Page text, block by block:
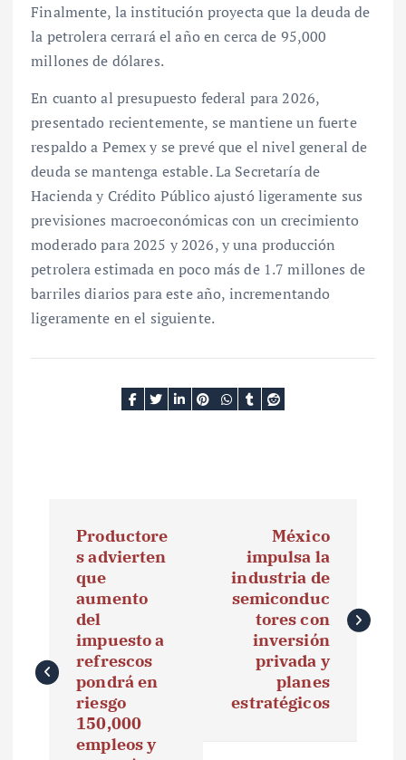
Finalmente, la institución proyecta que la deuda de
la petrolera cerrará el año en cerca de 95,000
millones de dólares.
En cuanto al presupuesto federal para 2026,
presentado recientemente, se mantiene un fuerte
respaldo a Pemex y se prevé que el nivel general de
deuda se mantenga estable. La Secretaría de
Hacienda y Crédito Público ajustó ligeramente sus
previsiones macroeconómicas con un crecimiento
moderado para 2025 y 2026, y una producción
petrolera estimada en poco más de 1.7 millones de
barriles diarios para este año, incrementando
ligeramente en el siguiente.
g
a
Productore
s advierten
que
aumento
del
impuesto a
refrescos
pondrá en
riesgo
150,000
empleos y
México
impulsa la
industria de
semiconduc
tores con
inversión
privada y
planes
estratégicos